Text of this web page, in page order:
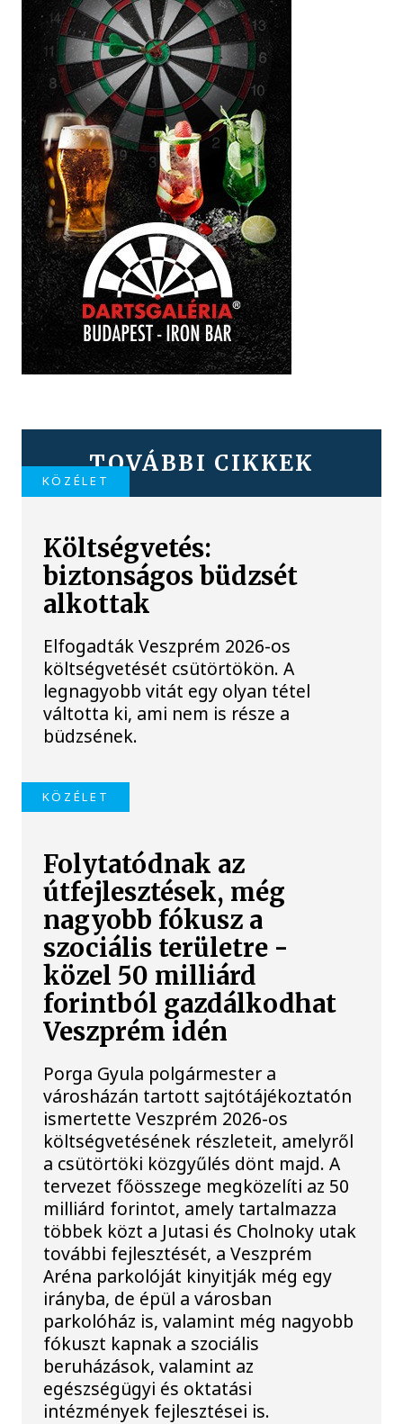
TOVÁBBI CIKKEK
KÖZÉLET
Költségvetés:
biztonságos büdzsét
alkottak
Elfogadták Veszprém 2026-os
költségvetését csütörtökön. A
legnagyobb vitát egy olyan tétel
váltotta ki, ami nem is része a
büdzsének.
KÖZÉLET
Folytatódnak az
útfejlesztések, még
nagyobb fókusz a
szociális területre -
közel 50 milliárd
forintból gazdálkodhat
Veszprém idén
Porga Gyula polgármester a
városházán tartott sajtótájékoztatón
ismertette Veszprém 2026-os
költségvetésének részleteit, amelyről
a csütörtöki közgyűlés dönt majd. A
tervezet főösszege megközelíti az 50
milliárd forintot, amely tartalmazza
többek közt a Jutasi és Cholnoky utak
további fejlesztését, a Veszprém
Aréna parkolóját kinyitják még egy
irányba, de épül a városban
parkolóház is, valamint még nagyobb
fókuszt kapnak a szociális
beruházások, valamint az
egészségügyi és oktatási
intézmények fejlesztései is.